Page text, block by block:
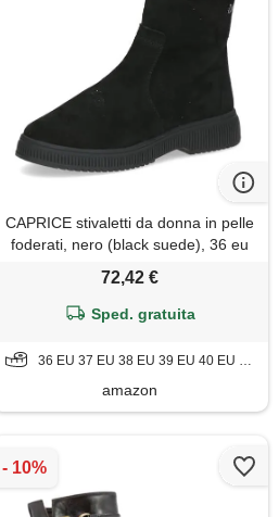
CAPRICE stivaletti da donna in pelle
foderati, nero (black suede), 36 eu
72,42 €
Sped. gratuita
36 EU 37 EU 38 EU 39 EU 40 EU 41 EU 42 EU
amazon